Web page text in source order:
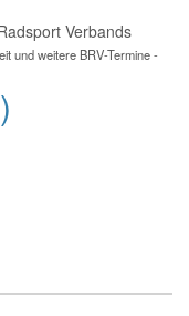
Verbands
und weitere BRV-Termine -